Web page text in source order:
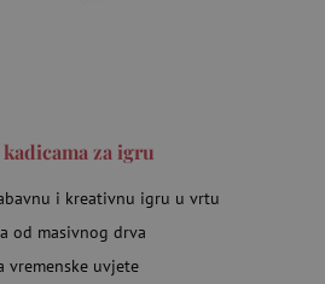
za igru
i kreativnu igru u vrtu
od masivnog drva
vremenske uvjete